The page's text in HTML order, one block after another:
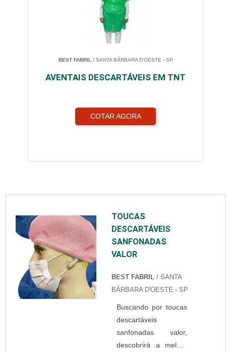
BEST FABRIL / SANTA BÁRBARA D'OESTE - SP
AVENTAIS DESCARTÁVEIS EM TNT
COTAR AGORA
TOUCAS
DESCARTÁVEIS
SANFONADAS
VALOR
BEST FABRIL / SANTA
BÁRBARA D'OESTE - SP
Buscando por toucas
descartáveis
sanfonadas valor,
descobrirá a melhor